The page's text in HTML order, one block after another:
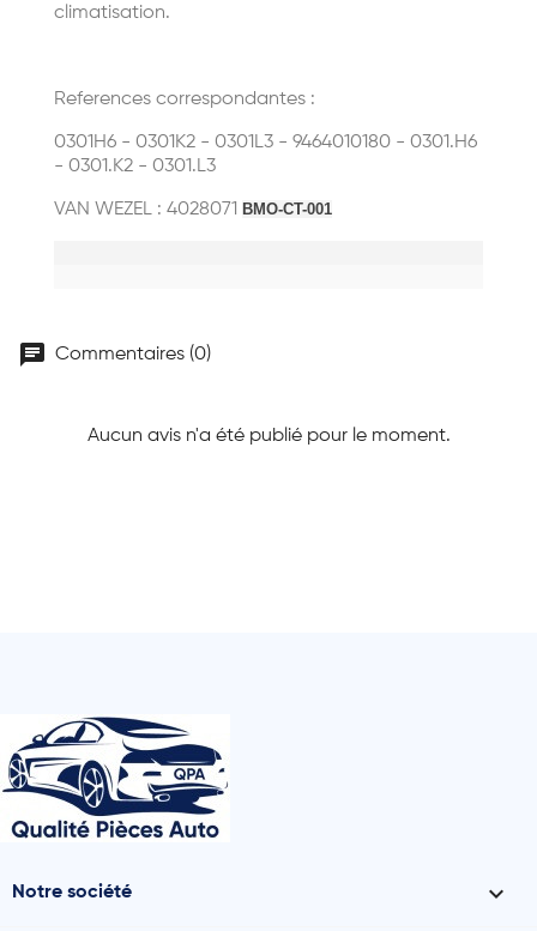
climatisation.
References correspondantes :
0301H6 - 0301K2 - 0301L3 - 9464010180 - 0301.H6
- 0301.K2 - 0301.L3
VAN WEZEL : 4028071 BMO-CT-001
chat Commentaires (0)
Aucun avis n'a été publié pour le moment.
Notre société 